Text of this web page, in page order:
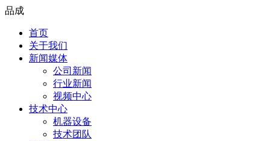
品成
首页
关于我们
新闻媒体
公司新闻
行业新闻
视频中心
技术中心
机器设备
技术团队